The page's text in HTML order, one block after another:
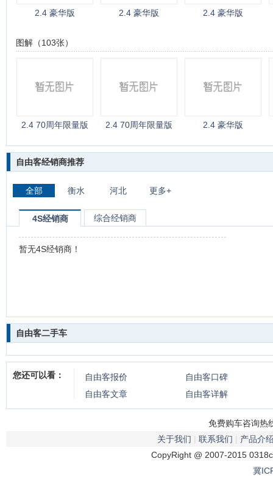
2.4 豪华版 2.4 豪华版 2.4 豪华版
图解（103张）
2.4 70周年限量版 2.4 70周年限量版 2.4 豪华版
自由客经销商推荐
全部 衡水 河北 更多+
4S经销商 综合经销商
暂无4S经销商！
自由客二手车
您还可以看： 自由客报价 自由客口碑
自由客文章 自由客详解
免费购车咨询热
关于我们
联系我们
产品介
CopyRight @ 2007-2015
冀